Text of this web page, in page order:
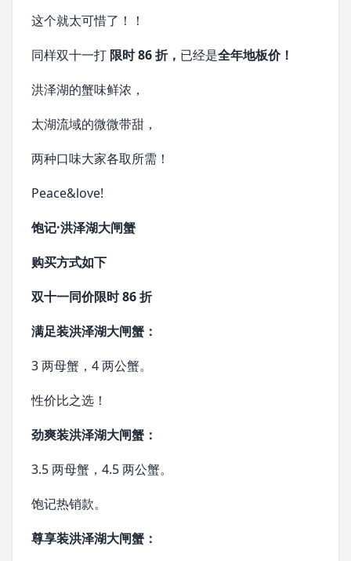
这个就太可惜了！！
同样双十一打 限时 86 折， 已经是全年地板价！
洪泽湖的蟹味鲜浓，
太湖流域的微微带甜，
两种口味大家各取所需！
Peace&love!
饱记·洪泽湖大闸蟹
购买方式如下
双十一同价限时 86 折
满足装洪泽湖大闸蟹：
3 两母蟹，4 两公蟹。
性价比之选！
劲爽装洪泽湖大闸蟹：
3.5 两母蟹，4.5 两公蟹。
饱记热销款。
尊享装洪泽湖大闸蟹：